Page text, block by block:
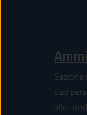
dati
alle